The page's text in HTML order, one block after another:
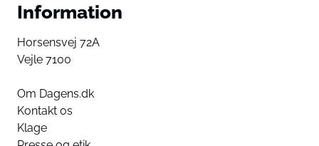
Information
Horsensvej 72A
Vejle 7100
Om Dagens.dk
Kontakt os
Klage